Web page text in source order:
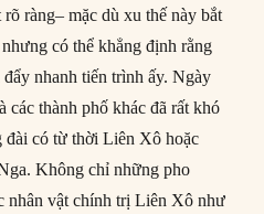
ràng– mặc dù xu thế này bắt
có thể khẳng định rằng
nhanh tiến trình ấy. Ngày
các thành phố khác đã rất khó
đài có từ thời Liên Xô hoặc
Không chỉ những pho
nhân vật chính trị Liên Xô như